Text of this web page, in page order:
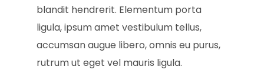
blandit hendrerit. Elementum porta
ligula, ipsum amet vestibulum tellus,
accumsan augue libero, omnis eu purus,
rutrum ut eget vel mauris ligula.